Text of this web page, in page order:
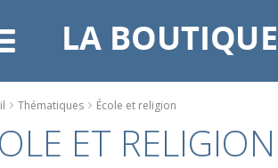
Thématiques École et religion
ET RELIGION